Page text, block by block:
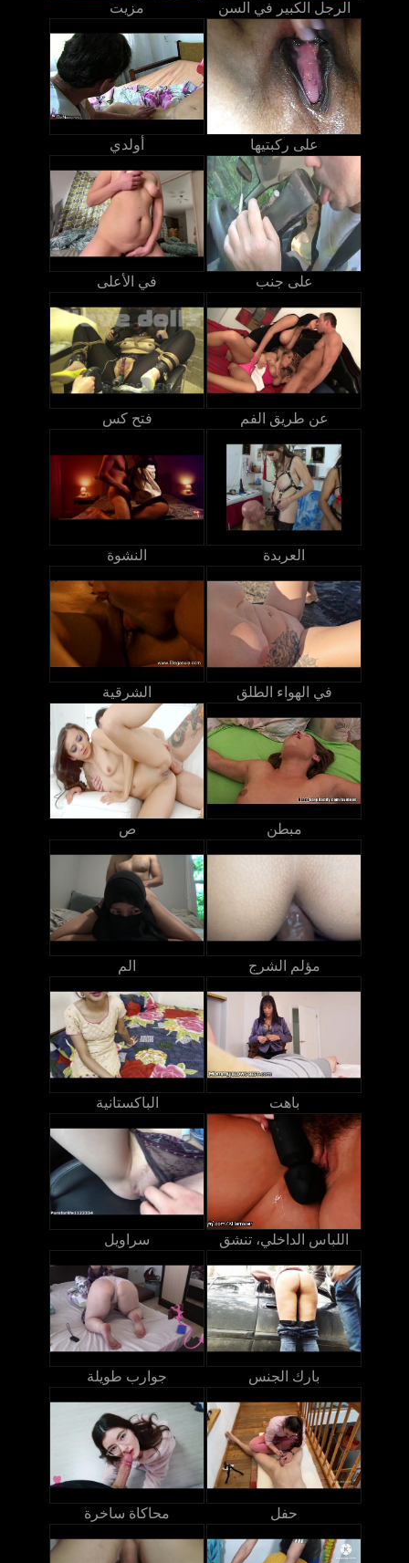
مزيت الرجل الكبير في السن
أولدي على ركبتيها
في الأعلى على جنب
فتح كس عن طريق الفم
النشوة العربدة
الشرقية في الهواء الطلق
ص مبطن
الم مؤلم الشرج
الباكستانية باهت
سراويل اللباس الداخلي، تنشق
جوارب طويلة بارك الجنس
محاكاة ساخرة حفل